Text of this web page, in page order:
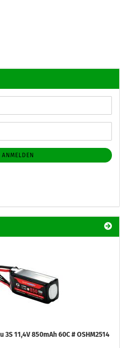
ANMELDEN
3S 11,4V 850mAh 60C # OSHM2514